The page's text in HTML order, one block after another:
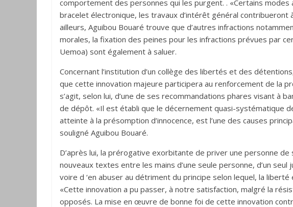
comportement des personnes qui les purgent. . «Certains
bracelet électronique, les travaux d’intérêt général contribueront
ailleurs, Aguibou Bouaré trouve que d’autres infractions
morales, la fixation des peines pour les infractions prévues par
Uemoa) sont également à saluer.
Concernant l’institution d’un collège des libertés et des
que cette innovation majeure participera au renforcement de la
s’agit, selon lui, d’une de ses recommandations phares visant à
de dépôt. «Il est établi que le décernement quasi-systématique
atteinte à la présomption d’innocence, est l’une des causes
souligné Aguibou Bouaré.
D’après lui, la prérogative exorbitante de priver une personne
nouveaux textes entre les mains d’une seule personne, d’un
voire d ‘en abuser au détriment du principe selon lequel, la
«Cette innovation a pu passer, à notre satisfaction, malgré la
opposés. La mise en œuvre de bonne foi de cette innovation